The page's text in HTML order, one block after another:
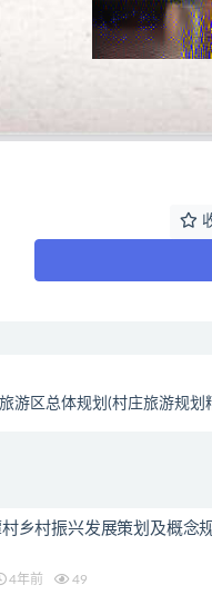
游区总体规划(村庄旅游规划
乡村振兴发展策划及概念
4年前 49